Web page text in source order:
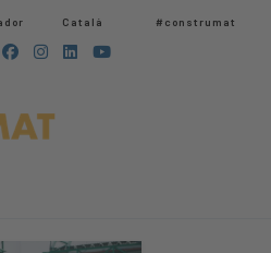
Català #construmat